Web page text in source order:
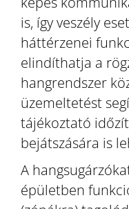
is, így veszély
háttérzenei
elindíthatja a
hangrendszer
üzemeltetést
tájékoztató
bejátszására is
A
épületben